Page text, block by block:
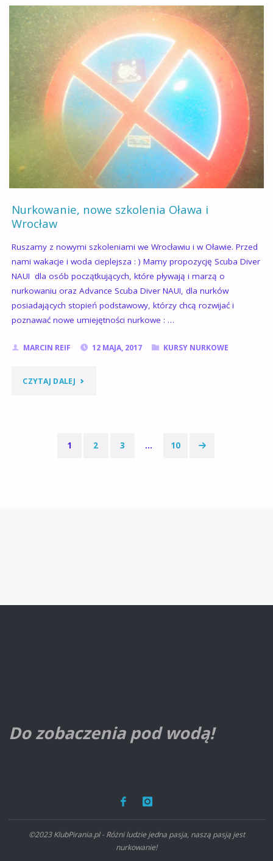
NURKOWANIE
:)"
Nurkowanie, nowe szkolenia Oława i
Wrocław
Ruszamy z nowymi szkoleniami we Wrocławiu i w Oławie. Przed
nami wakacje i woda cieplejsza : ) Mamy propozycję Scuba Diver
NAUI dla osób początkujących, które pływają i marzą o
nurkowaniu oraz Advance Scuba Diver NAUI, dla nurków
posiadających stopień podstawowy, którzy chcą rozwijać i
poznawać nowe umiejętności nurkowe : …
MARCIN REIF 12 MAJA, 2017 KURSY NURKOWE
CZYTAJ DALEJ"NURKOWANIE,
1 2 3 … 10
Do zobaczenia pod wodą!
©2023 KlubPirania.pl - Różni ludzie jedna pasja, naszą pasją jest
nurkowanie!